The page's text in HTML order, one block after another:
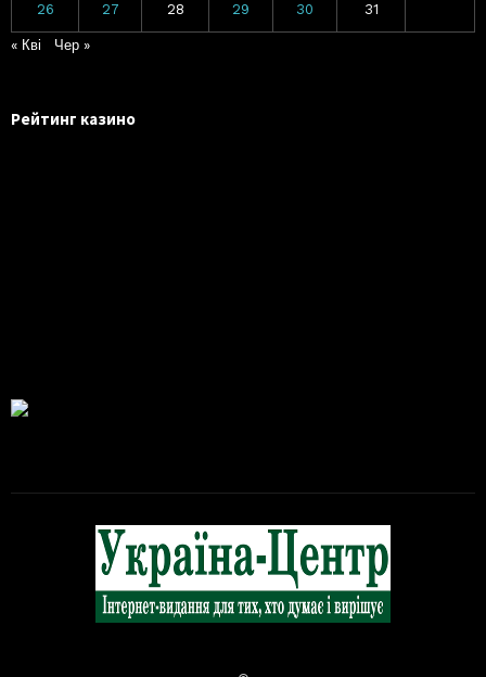
26 27 28 29 30 31
« Кві Чер »
Рейтинг казино